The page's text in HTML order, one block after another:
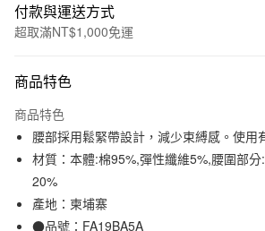
付款與運送方式
超取滿NT$1,000免運
信用卡一次付款
信用卡分期付款
3 期 0 利率 每期 NT$66
合作金庫商業銀行
華南商業銀行
上海商業儲蓄銀行
超商取貨付款
LINE Pay
商品特色
商品特色
腰部採用鬆緊帶設計，減少束縛感。使用
材質：本體:棉95%,彈性纖維5%,腰圍部
20%
產地：柬埔寨
●品號：FA19BA5A